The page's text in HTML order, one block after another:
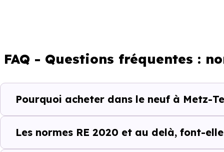
Un projet
Acheter un bien immobilier à
quartiers, les dynamiques
FAQ - Questions fréquentes :
Pourquoi acheter dans le neuf à Metz-
Les normes RE 2020 et au delà, font-